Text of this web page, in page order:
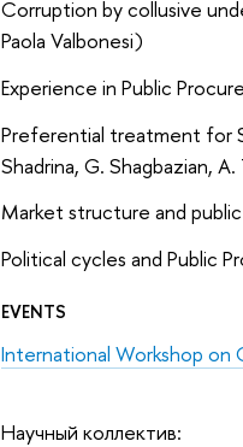
Corruption by collusive
Paola Valbonesi)
Experience in Public
Preferential treatment for
Shadrina, G. Shagbazian,
Market structure and
Political cycles and Public
EVENTS
International Workshop on
Научный коллектив: